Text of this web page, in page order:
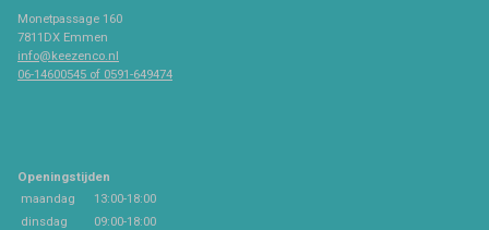
Monetpassage 160
7811DX Emmen
info@keezenco.nl
06-14600545 of 0591-649474
Openingstijden
maandag
13:00-18:00
dinsdag
09:00-18:00